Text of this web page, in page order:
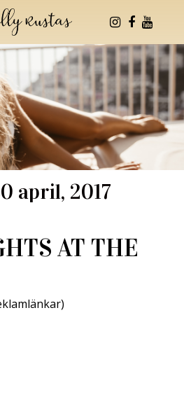
april, 2017
AT THE